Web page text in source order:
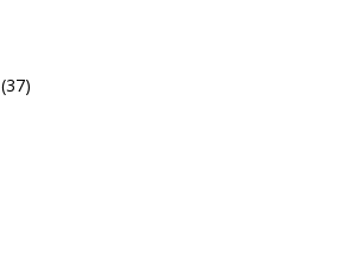
(37)